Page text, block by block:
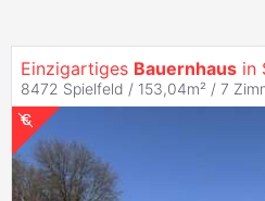
Einzigartiges Bauernhaus in
8472 Spielfeld / 153,04m² / 7